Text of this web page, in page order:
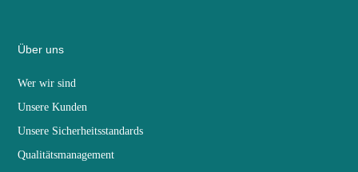
Über uns
Wer wir sind
Unsere Kunden
Unsere Sicherheitsstandards
Qualitätsmanagement